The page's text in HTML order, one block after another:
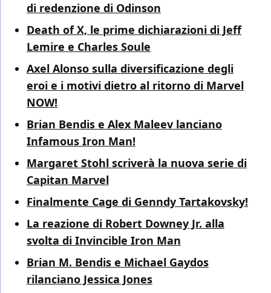
di redenzione di Odinson
Death of X, le prime dichiarazioni di Jeff
Lemire e Charles Soule
Axel Alonso sulla diversificazione degli
eroi e i motivi dietro al ritorno di Marvel
NOW!
Brian Bendis e Alex Maleev lanciano
Infamous Iron Man!
Margaret Stohl scriverà la nuova serie di
Capitan Marvel
Finalmente Cage di Genndy Tartakovsky!
La reazione di Robert Downey Jr. alla
svolta di Invincible Iron Man
Brian M. Bendis e Michael Gaydos
rilanciano Jessica Jones